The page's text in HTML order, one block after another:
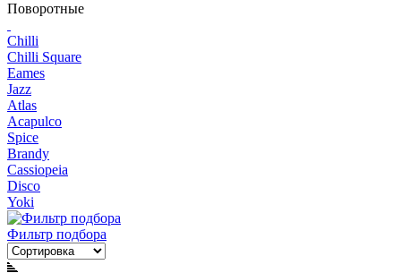
Поворотные
Chilli
Chilli Square
Eames
Jazz
Atlas
Acapulco
Spice
Brandy
Cassiopeia
Disco
Yoki
Фильтр подбора